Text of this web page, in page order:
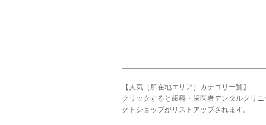
【人気（所在地エリア）カテゴリ一覧】
クリックすると歯科・歯医者デンタルクリ
クトショップがリストアップされます。